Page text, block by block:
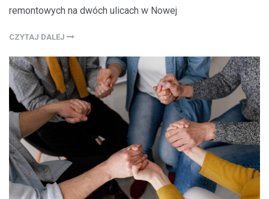
remontowych na dwóch ulicach w Nowej
CZYTAJ DALEJ